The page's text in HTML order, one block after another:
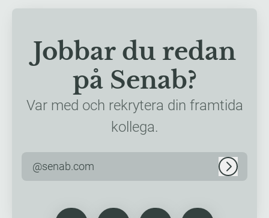
Jobbar du redan
på Senab?
Var med och rekrytera din framtida
kollega.
@senab.com Logga in